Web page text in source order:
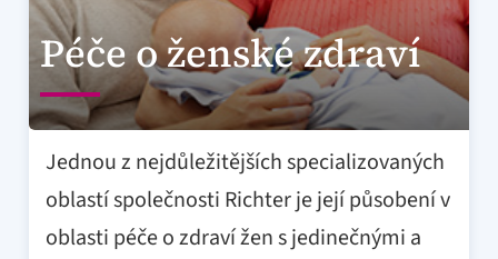
Péče o ženské zdraví
Jednou z nejdůležitějších specializovaných
oblastí společnosti Richter je její působení v
oblasti péče o zdraví žen s jedinečnými a